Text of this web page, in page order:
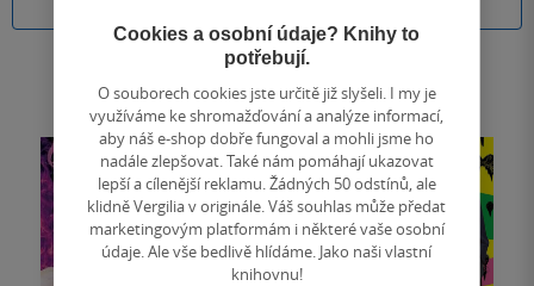
Cookies a osobní údaje? Knihy to
potřebují.
O souborech cookies jste určitě již slyšeli. I my je
využíváme ke shromažďování a analýze informací,
aby náš e-shop dobře fungoval a mohli jsme ho
nadále zlepšovat. Také nám pomáhají ukazovat
lepší a cílenější reklamu. Žádných 50 odstínů, ale
klidně Vergilia v originále. Váš souhlas může předat
marketingovým platformám i některé vaše osobní
údaje. Ale vše bedlivě hlídáme. Jako naši vlastní
knihovnu!